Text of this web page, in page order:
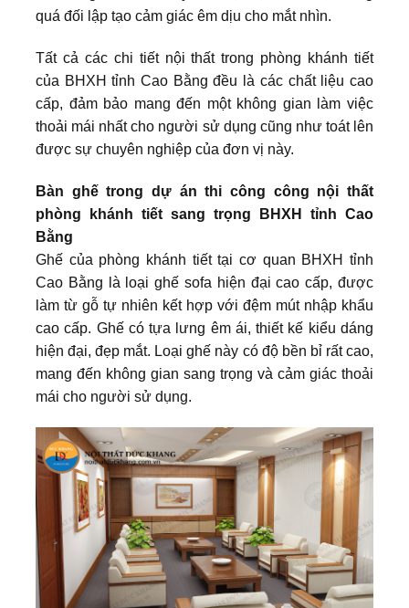
quá đối lập tạo cảm giác êm dịu cho mắt nhìn.
Tất cả các chi tiết nội thất trong phòng khánh tiết
của BHXH tỉnh Cao Bằng đều là các chất liệu cao
cấp, đảm bảo mang đến một không gian làm việc
thoải mái nhất cho người sử dụng cũng như toát lên
được sự chuyên nghiệp của đơn vị này.
Bàn ghế trong dự án thi công công nội thất
phòng khánh tiết sang trọng BHXH tỉnh Cao
Bằng
Ghế của phòng khánh tiết tại cơ quan BHXH tỉnh
Cao Bằng là loại ghế sofa hiện đại cao cấp, được
làm từ gỗ tự nhiên kết hợp với đệm mút nhập khẩu
cao cấp. Ghế có tựa lưng êm ái, thiết kế kiểu dáng
hiện đại, đẹp mắt. Loại ghế này có độ bền bỉ rất cao,
mang đến không gian sang trọng và cảm giác thoải
mái cho người sử dụng.